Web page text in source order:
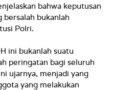
bahwa keputusan
bukanlah
Polri.
ini bukanlah suatu
peringatan bagi seluruh
ujarnya, menjadi yang
yang melakukan